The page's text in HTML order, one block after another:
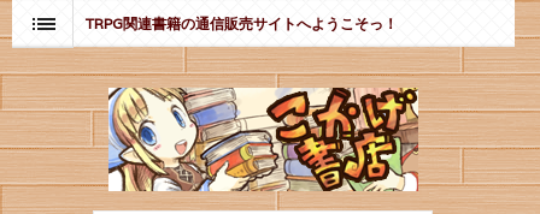
TRPG関連書籍の通信販売サイトへようこそっ！